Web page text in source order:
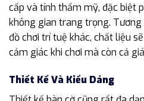
cấp và tính thẩm mỹ, đặc biệt
không gian trang trọng.
đồ chơi trí tuệ khác, chất liệu
cảm giác khi chơi mà còn cả
Thiết Kế Và Kiểu Dáng